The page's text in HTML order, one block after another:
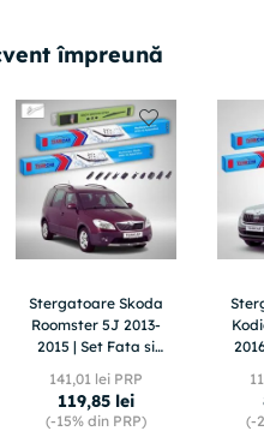
împreună
Stergatoare Skoda
Roomster 5J 2013-
2015 | Set Fata si
141,01lei PRP
119,85 lei
(-15%din PRP) (-